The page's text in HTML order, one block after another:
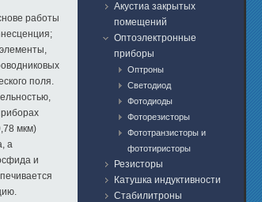
работы
поля.
мкм)
а
и
Акустиа закрытых
помещений
Оптоэлектронные
приборы
Оптроны
Светодиод
Фотодиоды
Фоторезисторы
Фототранзисторы и
фототиристоры
Резисторы
Катушка индуктивности
Стабилитроны